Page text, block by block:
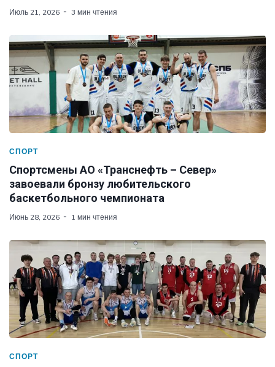
Июль 21, 2026 3 мин чтения
СПОРТ
Спортсмены АО «Транснефть – Север»
завоевали бронзу любительского
баскетбольного чемпионата
Июнь 28, 2026 1 мин чтения
СПОРТ